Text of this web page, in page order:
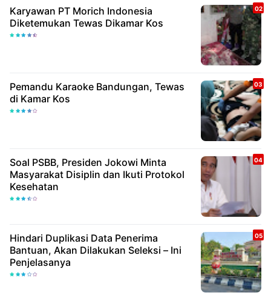
Karyawan PT Morich Indonesia
Diketemukan Tewas Dikamar Kos
Pemandu Karaoke Bandungan, Tewas
di Kamar Kos
Soal PSBB, Presiden Jokowi Minta
Masyarakat Disiplin dan Ikuti Protokol
Kesehatan
Hindari Duplikasi Data Penerima
Bantuan, Akan Dilakukan Seleksi – Ini
Penjelasanya